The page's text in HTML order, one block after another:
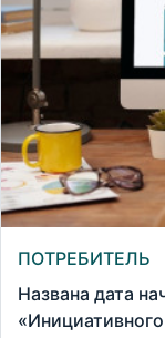
ПОТРЕБИТЕЛЬ
Названа дата